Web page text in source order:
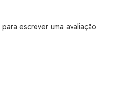
para escrever uma avaliação.